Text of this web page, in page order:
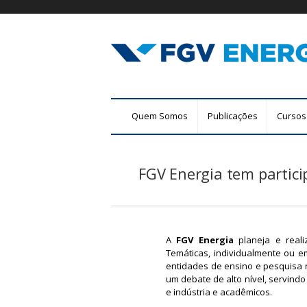
i
Quem Somos Publicações Cursos
FGV Energia tem
A FGV Energia planeja e
Temáticas, individualmente ou
entidades de ensino e pesquisa
um debate de alto nível,
e indústria e acadêmicos.